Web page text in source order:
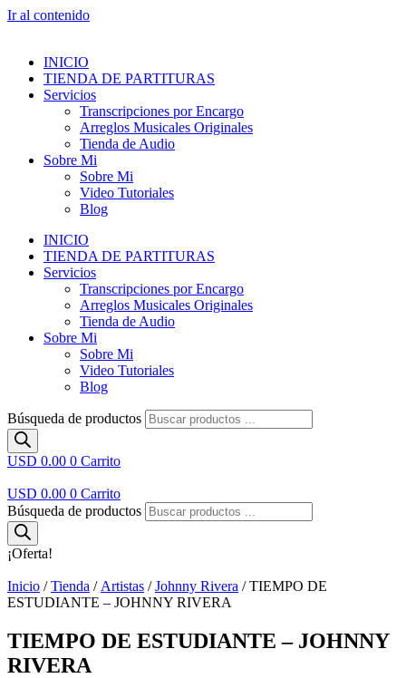
Ir al contenido
INICIO
TIENDA DE PARTITURAS
Servicios
Transcripciones por Encargo
Arreglos Musicales Originales
Tienda de Audio
Sobre Mi
Sobre Mi
Video Tutoriales
Blog
INICIO
TIENDA DE PARTITURAS
Servicios
Transcripciones por Encargo
Arreglos Musicales Originales
Tienda de Audio
Sobre Mi
Sobre Mi
Video Tutoriales
Blog
Búsqueda de productos
USD 0.00 0 Carrito
USD 0.00 0 Carrito
Búsqueda de productos
¡Oferta!
Inicio /Tienda / Artistas /Johnny Rivera / TIEMPO DE
ESTUDIANTE – JOHNNY RIVERA
TIEMPO DE ESTUDIANTE – JOHNNY
RIVERA